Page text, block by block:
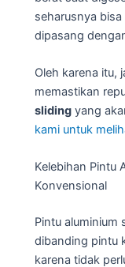
seharusnya
dipasang
Oleh karena itu,
memastikan
sliding yang
kami untuk
Kelebihan Pintu
Konvensional
Pintu aluminium
dibanding pintu
karena tidak